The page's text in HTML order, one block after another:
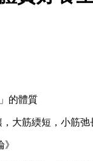
的體質
筋緛短，小筋弛